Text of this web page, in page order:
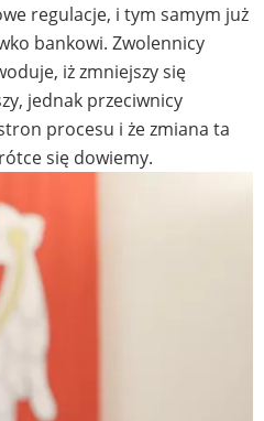
regulacje, i tym samym już
bankowi. Zwolennicy
iż zmniejszy się
jednak przeciwnicy
procesu i że zmiana ta
się dowiemy.